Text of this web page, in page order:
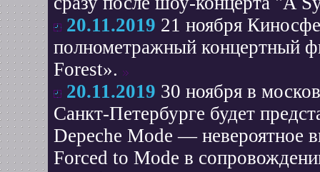
20.11.2019 21 ноября
полнометражный концертный
Forest».
20.11.2019 30 ноября в
Санкт-Петербурге будет
Depeche Mode — невероятное
Forced to Mode в